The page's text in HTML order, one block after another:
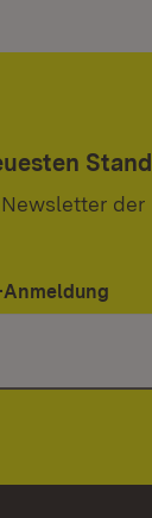
Stand
der